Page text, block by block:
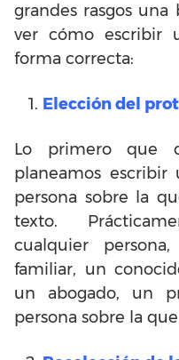
grandes rasgos
ver cómo escribir
forma correcta:
Elección del
Lo primero que
planeamos
persona sobre la
texto.
cualquier
familiar, un
un abogado, un
persona sobre la